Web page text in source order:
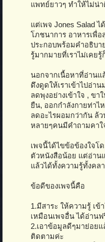
แพทย์ยาวๆ ทำให้ไม่น่
แต่เพจ Jones Salad ไ
โภชนาการ อาหารเพื่
ประกอบพร้อมคำอธิบา
รู้มากมายที่เราไม่เคยรู้
นอกจากเนื้อหาที่อ่านแ
ดึงดูดให้เราเข้าไปอ่า
ลดพุงอย่างเข้าใจ , ขา
ยืน, ออกกำลังกายท่า
ลดอะไรผอมกว่ากัน ล้
หลายๆคนมีคำถามคาใ
เพจนี้ได้ไขข้อข้องใจโ
ตัวหนังสือน้อย แต่อ่าน
แล้วได้ทั้งความรู้ทั้งคล
ข้อดีของเพจนี้คือ
1.มีสาระ ให้ความรู้ เข้
เหมือนเพจอื่น ได้อ่าน
2.เอาข้อมูลดีๆมาย่อย
ติดตามค่ะ